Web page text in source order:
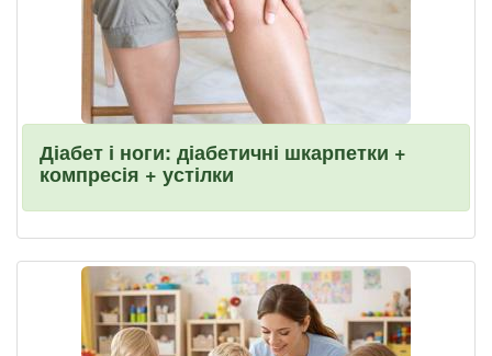
Діабет і ноги: діабетичні шкарпетки +
компресія + устілки